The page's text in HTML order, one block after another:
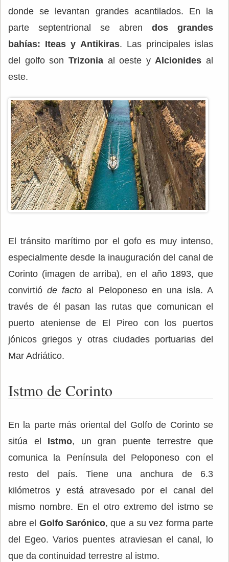
donde se levantan grandes acantilados. En la
parte septentrional se abren dos grandes
bahías: Iteas y Antikiras. Las principales islas
del golfo son Trizoniaal oeste y Alcionides al
este.
El tránsito marítimo por el gofo es muy intenso,
especialmente desde la inauguración del canal de
Corinto (imagen de arriba), en el año 1893, que
convirtióde facto al Peloponeso en una isla. A
través de él pasan las rutas que comunican el
puerto ateniense de El Pireo con los puertos
jónicos griegos y otras ciudades portuarias del
Mar Adriático.
Istmo de Corinto
En la parte más oriental del Golfo de Corinto se
sitúa el Istmo, un gran puente terrestre que
comunica la Península del Peloponeso con el
resto del país. Tiene una anchura de 6.3
kilómetros y está atravesado por el canal del
mismo nombre. En el otro extremo del istmo se
abre el Golfo Sarónico, que a su vez forma parte
del Egeo. Varios puentes atraviesan el canal, lo
que da continuidad terrestre al istmo.